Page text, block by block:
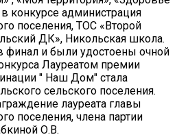
конкурсе администрация
поселения, ТОС «Второй
ДК», Никольская школа.
финал и были удостоены очной
Лауреатом премии
" Наш Дом" стала
сельского поселения.
лауреата главы
поселения, члена партии
О.В.